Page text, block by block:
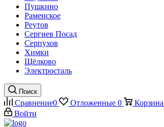
Пушкино
Раменское
Реутов
Сергиев Посад
Серпухов
Химки
Щёлково
Электросталь
Поиск
Сравнение0 Отложенные 0 Корзина
Войти